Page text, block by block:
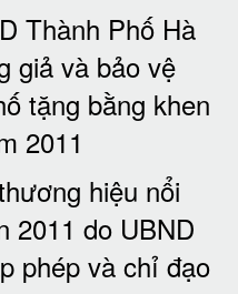
Thành Phố Hà
giả và bảo vệ
tặng bằng khen
2011
hiệu nổi
2011 do UBND
phép và chỉ đạo